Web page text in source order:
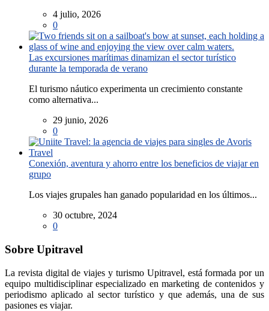
4 julio, 2026
0
Las excursiones marítimas dinamizan el sector turístico
durante la temporada de verano
El turismo náutico experimenta un crecimiento constante
como alternativa...
29 junio, 2026
0
Conexión, aventura y ahorro entre los beneficios de viajar en
grupo
Los viajes grupales han ganado popularidad en los últimos...
30 octubre, 2024
0
Sobre Upitravel
La revista digital de viajes y turismo Upitravel, está formada por un
equipo multidisciplinar especializado en marketing de contenidos y
periodismo aplicado al sector turístico y que además, una de sus
pasiones es viajar.